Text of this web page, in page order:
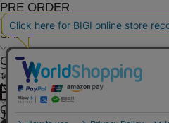
PRE ORDER
SALE
COORDINATE
NEWS
JOURNAL
ご利用ガイド よくある質問 お問い合わせ 会社概要
取引法に基づく表記
OFFICIAL SNS